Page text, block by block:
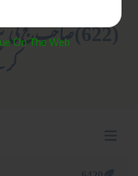
(622) صاحب حج
On The Web